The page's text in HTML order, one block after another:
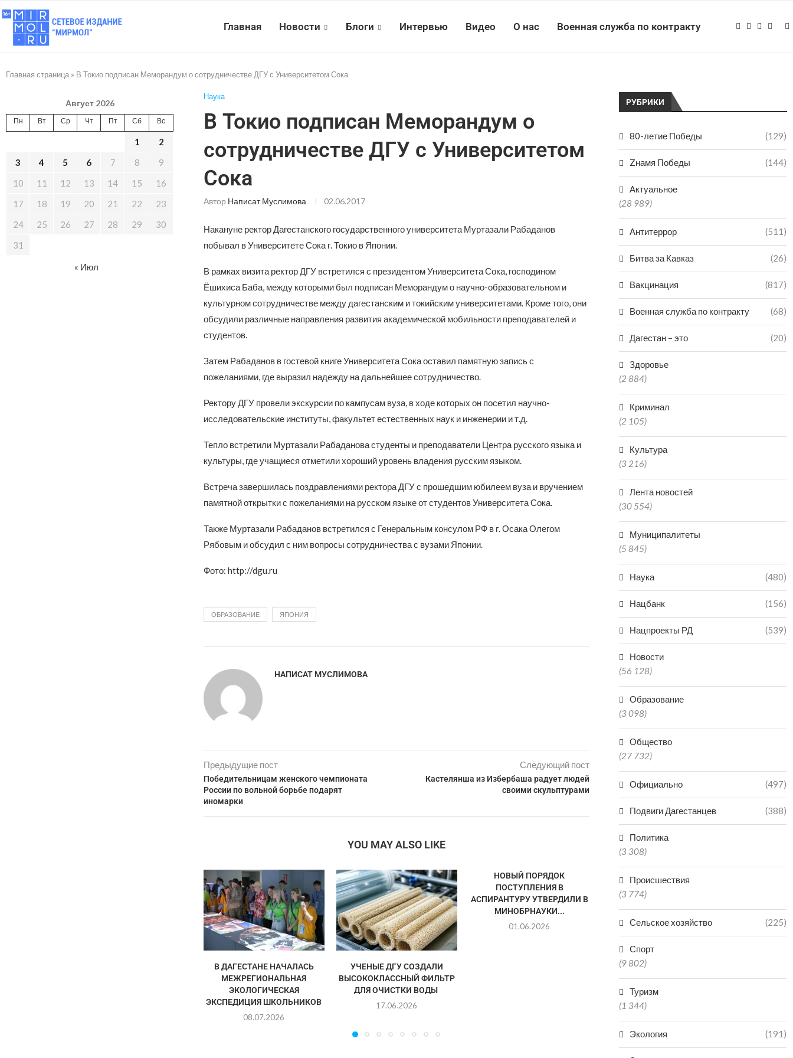
Главная Новости Блоги Интервью Видео О нас Военная служба по контракту
Главная страница » В Токио подписан Меморандум о сотрудничестве ДГУ с Университетом Сока
Наука
В Токио подписан Меморандум о
сотрудничестве ДГУ с Университетом
Сока
Автор Написат Муслимова 02.06.2017
Накануне ректор Дагестанского государственного университета Муртазали Рабаданов
побывал в Университете Сока г. Токио в Японии.
В рамках визита ректор ДГУ встретился с президентом Университета Сока, господином
Ёшихиса Баба, между которыми был подписан Меморандум о научно-образовательном и
культурном сотрудничестве между дагестанским и токийским университетами. Кроме того, они
обсудили различные направления развития академической мобильности преподавателей и
студентов.
Затем Рабаданов в гостевой книге Университета Сока оставил памятную запись с
пожеланиями, где выразил надежду на дальнейшее сотрудничество.
Ректору ДГУ провели экскурсии по кампусам вуза, в ходе которых он посетил научно-
исследовательские институты, факультет естественных наук и инженерии и т.д.
Тепло встретили Муртазали Рабаданова студенты и преподаватели Центра русского языка и
культуры, где учащиеся отметили хороший уровень владения русским языком.
Встреча завершилась поздравлениями ректора ДГУ с прошедшим юбилеем вуза и вручением
памятной открытки с пожеланиями на русском языке от студентов Университета Сока.
Также Муртазали Рабаданов встретился с Генеральным консулом РФ в г. Осака Олегом
Рябовым и обсудил с ним вопросы сотрудничества с вузами Японии.
Фото: http://dgu.ru
ОБРАЗОВАНИЕ ЯПОНИЯ
НАПИСАТ МУСЛИМОВА
Предыдущие пост
Победительницам женского чемпионата
России по вольной борьбе подарят
иномарки
Следующий пост
Кастелянша из Избербаша радует людей
своими скульптурами
YOU MAY ALSO LIKE
В ДАГЕСТАНЕ НАЧАЛАСЬ
МЕЖРЕГИОНАЛЬНАЯ
ЭКОЛОГИЧЕСКАЯ
ЭКСПЕДИЦИЯ ШКОЛЬНИКОВ
08.07.2026
УЧЕНЫЕ ДГУ СОЗДАЛИ
ВЫСОКОКЛАССНЫЙ ФИЛЬТР
ДЛЯ ОЧИСТКИ ВОДЫ
17.06.2026
НОВЫЙ ПОРЯДОК
ПОСТУПЛЕНИЯ В
АСПИРАНТУРУ УТВЕРДИЛИ В
МИНОБРНАУКИ...
01.06.2026
В МАХАЧКАЛЕ ПОДВЕЛИ
ИТОГИ КОНКУРСА «НАУКИ
ЮНОШЕЙ ПИТАЮТ»
09.02.2026
«НЕСМОТРЯ
РУБРИКИ
80-летие Победы (129)
Zнамя Победы (144)
Актуальное
(28 989)
Антитеррор (511)
Битва за Кавказ (26)
Вакцинация (817)
Военная служба по контракту (68)
Дагестан – это (20)
Здоровье
(2 884)
Криминал
(2 105)
Культура
(3 216)
Лента новостей
(30 554)
Муниципалитеты
(5 845)
Наука (480)
Нацбанк (156)
Нацпроекты РД (539)
Новости
(56 128)
Образование
(3 098)
Общество
(27 732)
Официально (497)
Подвиги Дагестанцев (388)
Политика
(3 308)
Происшествия
(3 774)
Сельское хозяйство (225)
Спорт
(9 802)
Туризм
(1 344)
Экология (191)
Август 2026
Пн Вт Ср Чт Пт Сб Вс
1
2
3
4 5 6 7 8
9
10
11 12 13 14 15
16
17
18 19 20 21 22
23
24
25 26 27 28 29
30
31
« Июл